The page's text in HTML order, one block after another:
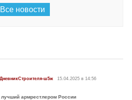
Все новости
ш5ж 15.04.2025 в 14:56
армрестлером России